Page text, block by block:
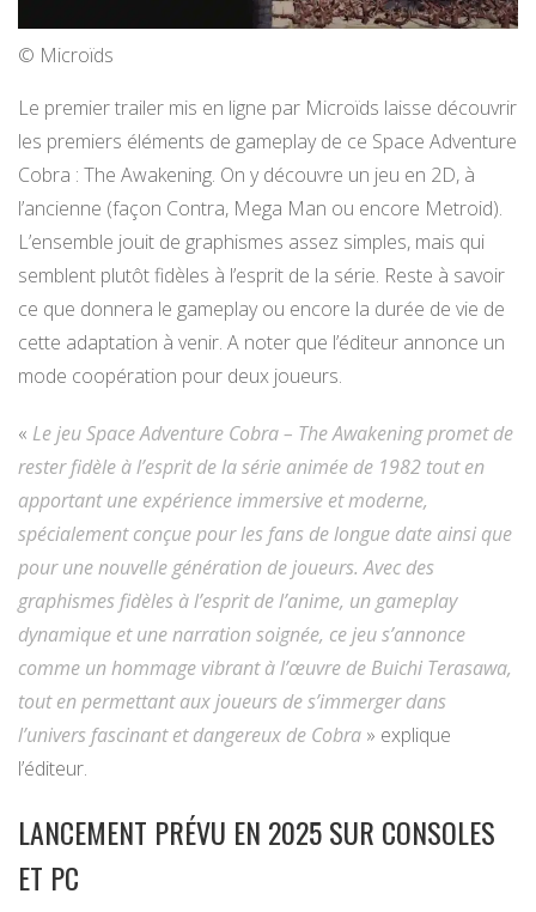
© Microïds
Le premier trailer mis en ligne par Microïds laisse découvrir
les premiers éléments de gameplay de ce Space Adventure
Cobra : The Awakening. On y découvre un jeu en 2D, à
l’ancienne (façon Contra, Mega Man ou encore Metroid).
L’ensemble jouit de graphismes assez simples, mais qui
semblent plutôt fidèles à l’esprit de la série. Reste à savoir
ce que donnera le gameplay ou encore la durée de vie de
cette adaptation à venir. A noter que l’éditeur annonce un
mode coopération pour deux joueurs.
« Le jeu Space Adventure Cobra – The Awakening promet de
rester fidèle à l’esprit de la série animée de 1982 tout en
apportant une expérience immersive et moderne,
spécialement conçue pour les fans de longue date ainsi que
pour une nouvelle génération de joueurs. Avec des
graphismes fidèles à l’esprit de l’anime, un gameplay
dynamique et une narration soignée, ce jeu s’annonce
comme un hommage vibrant à l’œuvre de Buichi Terasawa,
tout en permettant aux joueurs de s’immerger dans
l’univers fascinant et dangereux de Cobra » explique
l’éditeur.
LANCEMENT PRÉVU EN 2025 SUR CONSOLES
ET PC